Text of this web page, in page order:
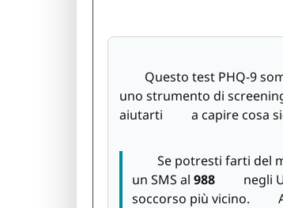
Questo test PHQ-9
uno strumento di
aiutarti a capire cosa
Se potresti farti del
un SMS al 988 negli
soccorso più vicino. Al